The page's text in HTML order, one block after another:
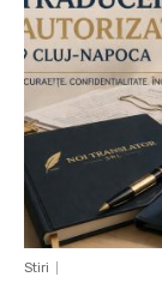
Stiri